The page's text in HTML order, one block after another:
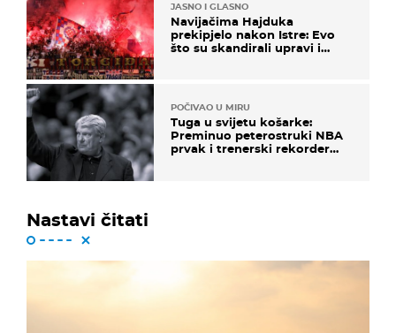
JASNO I GLASNO
Navijačima Hajduka
prekipjelo nakon Istre: Evo
što su skandirali upravi i
POČIVAO U MIRU
Tuga u svijetu košarke:
Preminuo peterostruki NBA
prvak i trenerski rekorder
Nastavi čitati